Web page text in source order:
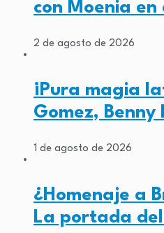
con Moenia
2 de agosto de 2026
¡Pura magia
Gomez,
1 de agosto de 2026
¿Homenaje a
La portada